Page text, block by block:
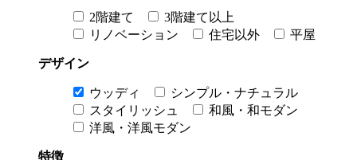
2階建て
3階建て以上
リノベーション
住宅以外 平屋
デザイン
ウッディ
シンプル・ナチュラル
スタイリッシュ
和風・和モダン
洋風・洋風モダン
特徴